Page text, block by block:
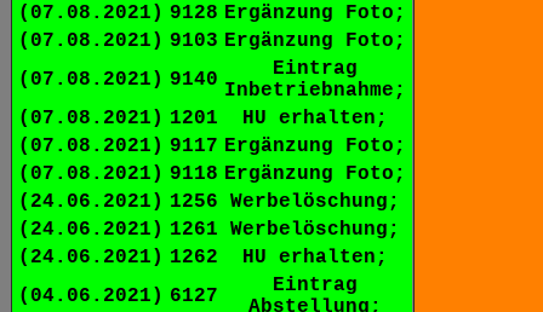
(07.08.2021) 9128 Ergänzung Foto;
(07.08.2021) 9103 Ergänzung Foto;
(07.08.2021) 9140
Eintrag
Inbetriebnahme;
(07.08.2021) 1201
HU erhalten;
(07.08.2021) 9117 Ergänzung Foto;
(07.08.2021) 9118 Ergänzung Foto;
(24.06.2021) 1256
Werbelöschung;
(24.06.2021) 1261
Werbelöschung;
(24.06.2021) 1262
HU erhalten;
(04.06.2021) 6127
Eintrag
Abstellung;